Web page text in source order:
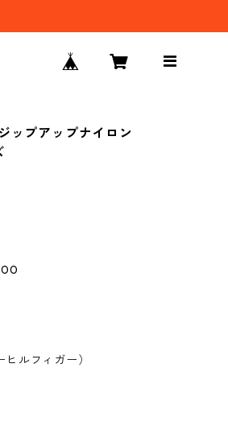
ップアップナイロン
ルフィガー）